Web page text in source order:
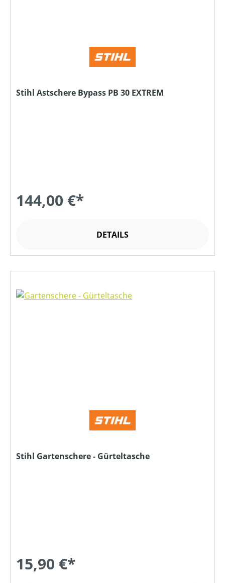
Stihl Astschere Bypass PB 30 EXTREM
144,00 €*
DETAILS
Stihl Gartenschere - Gürteltasche
15,90 €*